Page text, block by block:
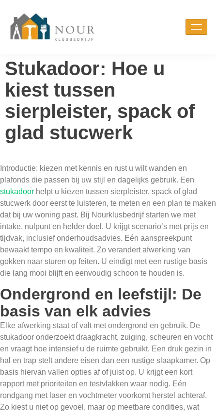
Stukadoor: Hoe u
kiest tussen
sierpleister, spack of
glad stucwerk
Introductie: kiezen met kennis en rust u wilt wanden en
plafonds die passen bij uw stijl en dagelijks gebruik. Een
stukadoor helpt u kiezen tussen sierpleister, spack of glad
stucwerk door eerst te luisteren, te meten en een plan te maken
dat bij uw woning past. Bij Nourklusbedrijf starten we met
intake, nulpunt en helder doel. U krijgt scenario’s met prijs en
tijdvak, inclusief onderhoudsadvies. Eén aanspreekpunt
bewaakt tempo en kwaliteit. Zo verandert afwerking van
gokken naar sturen op feiten. U eindigt met een rustige basis
die lang mooi blijft en eenvoudig schoon te houden is.
Ondergrond en leefstijl: De
basis van elk advies
Elke afwerking staat of valt met ondergrond en gebruik. De
stukadoor onderzoekt draagkracht, zuiging, scheuren en vocht
en vraagt hoe intensief u de ruimte gebruikt. Een druk gezin in
hal en trap stelt andere eisen dan een rustige slaapkamer. Op
basis hiervan vallen opties af of juist op. U krijgt een kort
rapport met prioriteiten en testvlakken waar nodig. Eén
rondgang met laser en vochtmeter voorkomt herstel achteraf.
Zo kiest u niet op gevoel, maar op meetbare condities, wat